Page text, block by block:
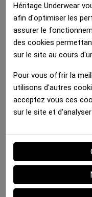
Détails :
MATIERE
COULEUR DOMINANTE
MARQUE
GENRE
COULEUR
Héritage Underwear
afin d'optimiser les
assurer le
des cookies
sur le site au cours
Pour vous offrir la
utilisons d'autres
acceptez vous ces
sur le site et